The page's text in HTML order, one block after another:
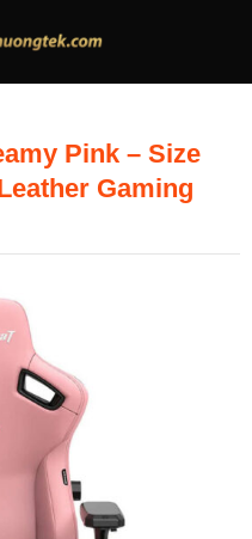
Pink – Size
Gaming